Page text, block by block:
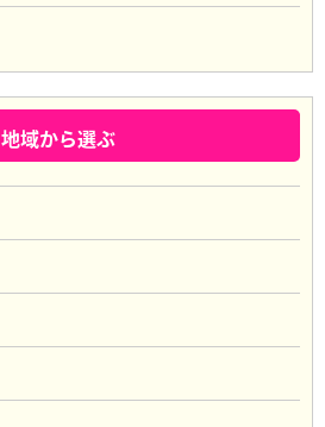
地域から選ぶ